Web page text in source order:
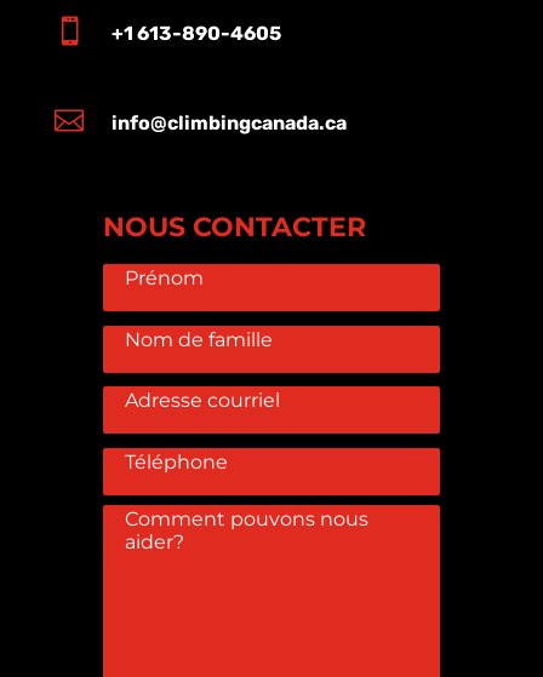
 +1 613-890-4605
 info@climbingcanada.ca
NOUS CONTACTER